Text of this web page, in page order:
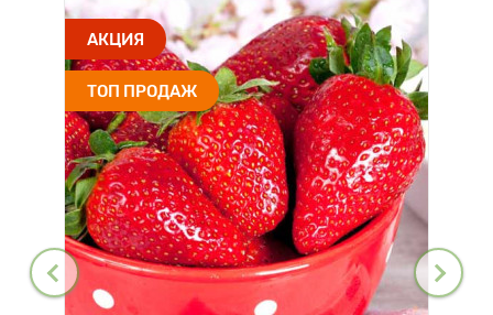
АКЦИЯ
ТОП ПРОДАЖ